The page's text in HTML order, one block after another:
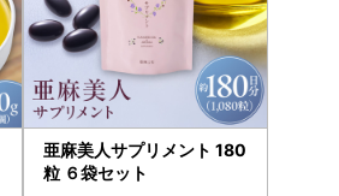
亜麻美人サプリメント 180
粒 ６袋セット